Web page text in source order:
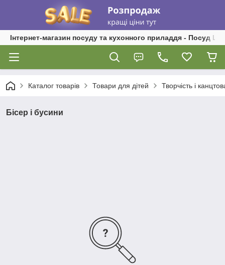
Інтернет-магазин посуду та кухонного приладдя - Посуд
Каталог товарів Товари для дітей Творчість і
Бісер і бусини